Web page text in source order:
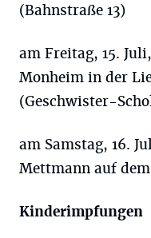
(Bahnstraße 13)
am Freitag, 15.
Monheim in der
(Geschwister-
am Samstag, 16.
Mettmann auf
Kinderimpfungen